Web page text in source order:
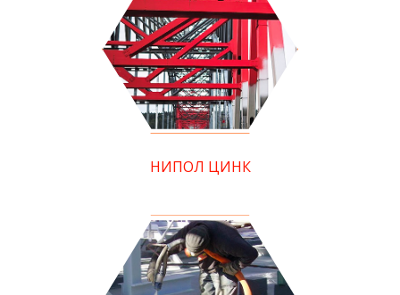
НИПОЛ ЦИНК